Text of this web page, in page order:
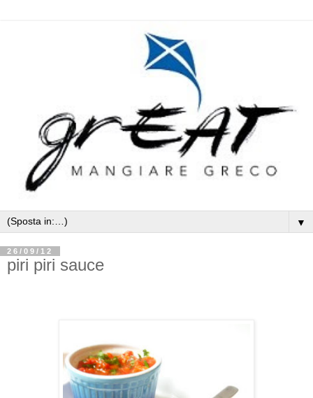
▼
26/09/12
piri piri sauce